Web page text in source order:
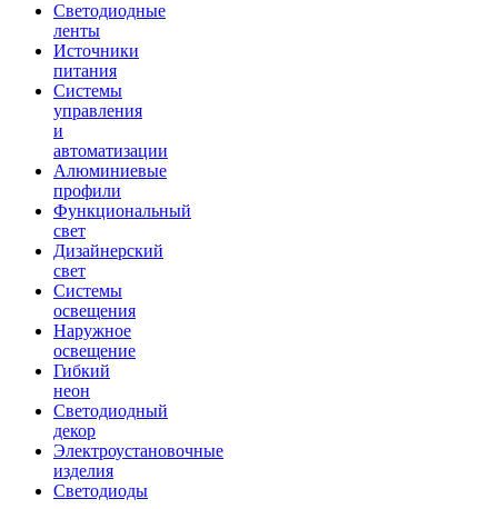
Светодиодные
ленты
Источники
питания
Системы
управления
и
автоматизации
Алюминиевые
профили
Функциональный
свет
Дизайнерский
свет
Системы
освещения
Наружное
освещение
Гибкий
неон
Светодиодный
декор
Электроустановочные
изделия
Светодиоды